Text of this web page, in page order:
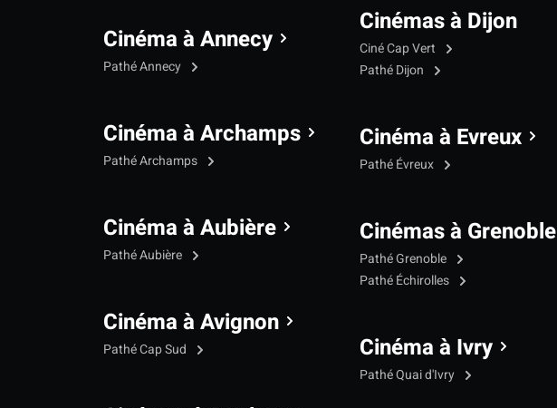
Cinéma à Annecy
Pathé Annecy
Cinéma à Archamps
Pathé Archamps
Cinéma à Aubière
Pathé Aubière
Cinéma à Avignon
Pathé Cap Sud
Cinémas à Dijon
Ciné Cap Vert
Pathé Dijon
Cinéma à Evreux
Pathé Évreux
Cinémas à Grenoble
Pathé Grenoble
Pathé Échirolles
Cinéma à Ivry
Pathé Quai d'Ivry